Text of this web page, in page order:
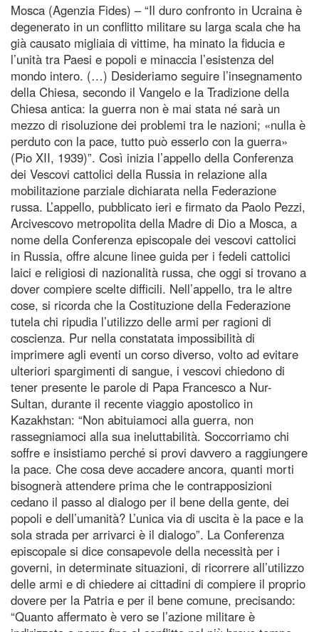
Mosca (Agenzia Fides) – “Il duro confronto in Ucraina è
degenerato in un conflitto militare su larga scala che ha
già causato migliaia di vittime, ha minato la fiducia e
l’unità tra Paesi e popoli e minaccia l’esistenza del
mondo intero. (…) Desideriamo seguire l’insegnamento
della Chiesa, secondo il Vangelo e la Tradizione della
Chiesa antica: la guerra non è mai stata né sarà un
mezzo di risoluzione dei problemi tra le nazioni; «nulla è
perduto con la pace, tutto può esserlo con la guerra»
(Pio XII, 1939)”. Così inizia l’appello della Conferenza
dei Vescovi cattolici della Russia in relazione alla
mobilitazione parziale dichiarata nella Federazione
russa. L’appello, pubblicato ieri e firmato da Paolo Pezzi,
Arcivescovo metropolita della Madre di Dio a Mosca, a
nome della Conferenza episcopale dei vescovi cattolici
in Russia, offre alcune linee guida per i fedeli cattolici
laici e religiosi di nazionalità russa, che oggi si trovano a
dover compiere scelte difficili. Nell’appello, tra le altre
cose, si ricorda che la Costituzione della Federazione
tutela chi ripudia l’utilizzo delle armi per ragioni di
coscienza. Pur nella constatata impossibilità di
imprimere agli eventi un corso diverso, volto ad evitare
ulteriori spargimenti di sangue, i vescovi chiedono di
tener presente le parole di Papa Francesco a Nur-
Sultan, durante il recente viaggio apostolico in
Kazakhstan: “Non abituiamoci alla guerra, non
rassegniamoci alla sua ineluttabilità. Soccorriamo chi
soffre e insistiamo perché si provi davvero a raggiungere
la pace. Che cosa deve accadere ancora, quanti morti
bisognerà attendere prima che le contrapposizioni
cedano il passo al dialogo per il bene della gente, dei
popoli e dell’umanità? L’unica via di uscita è la pace e la
sola strada per arrivarci è il dialogo”. La Conferenza
episcopale si dice consapevole della necessità per i
governi, in determinate situazioni, di ricorrere all’utilizzo
delle armi e di chiedere ai cittadini di compiere il proprio
dovere per la Patria e per il bene comune, precisando:
“Quanto affermato è vero se l’azione militare è